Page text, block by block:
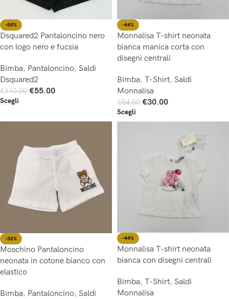
-50%
Dsquared2 Pantaloncino nero
con logo nero e fucsia
Bimba, Pantaloncino, Saldi
Dsquared2
€110.00 €55.00
Scegli
-44%
Monnalisa T-shirt neonata
bianca manica corta con
disegni centrali
Bimba, T-Shirt, Saldi
Monnalisa
€54.00 €30.00
Scegli
-30%
Moschino Pantaloncino
neonata in cotone bianco con
elastico
Bimba, Pantaloncino, Saldi
-44%
Monnalisa T-shirt neonata
bianca con disegni centrali
Bimba, T-Shirt, Saldi
Monnalisa